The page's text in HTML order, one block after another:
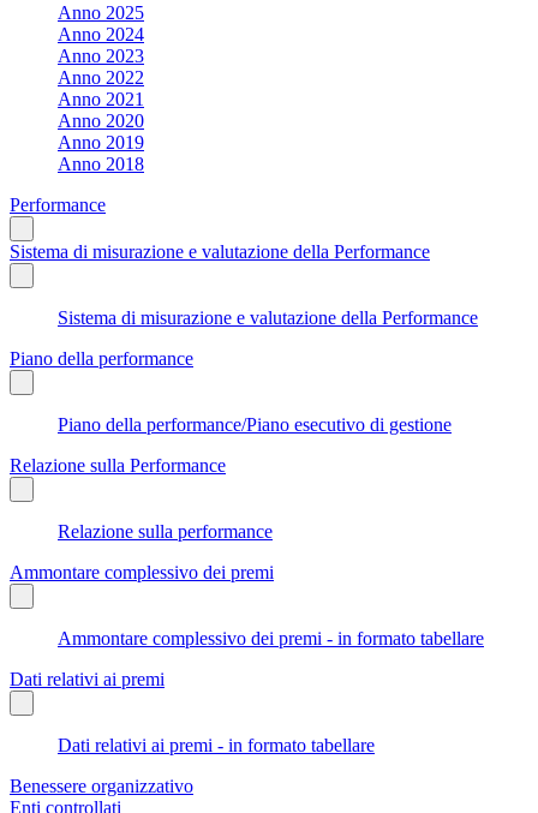
Anno 2025
Anno 2024
Anno 2023
Anno 2022
Anno 2021
Anno 2020
Anno 2019
Anno 2018
Performance
Sistema di misurazione e valutazione della Performance
Sistema di misurazione e valutazione della Performance
Piano della performance
Piano della performance/Piano esecutivo di gestione
Relazione sulla Performance
Relazione sulla performance
Ammontare complessivo dei premi
Ammontare complessivo dei premi - in formato tabellare
Dati relativi ai premi
Dati relativi ai premi - in formato tabellare
Benessere organizzativo
Enti controllati